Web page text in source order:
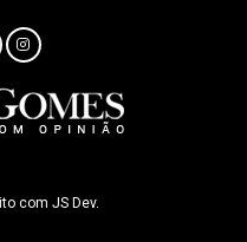
com JS Dev.